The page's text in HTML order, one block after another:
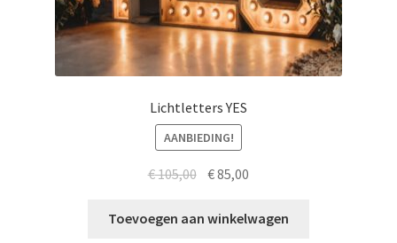
Lichtletters YES
AANBIEDING!
€105,00 Oorspronkelijke
was:
€85,00
is:
Toevoegen aan winkelwagen